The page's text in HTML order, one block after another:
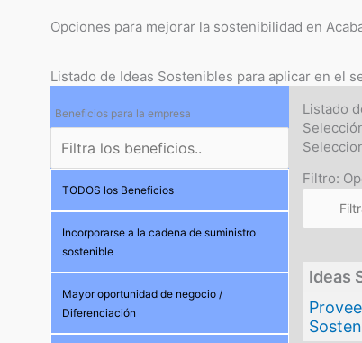
Opciones para mejorar la sostenibilidad en
Listado de Ideas Sostenibles para aplicar en el
Beneficios para la empresa
TODOS los Beneficios
Incorporarse a la cadena de suministro
sostenible
Mayor oportunidad de negocio /
Diferenciación
Listado
Filtro:
Ideas